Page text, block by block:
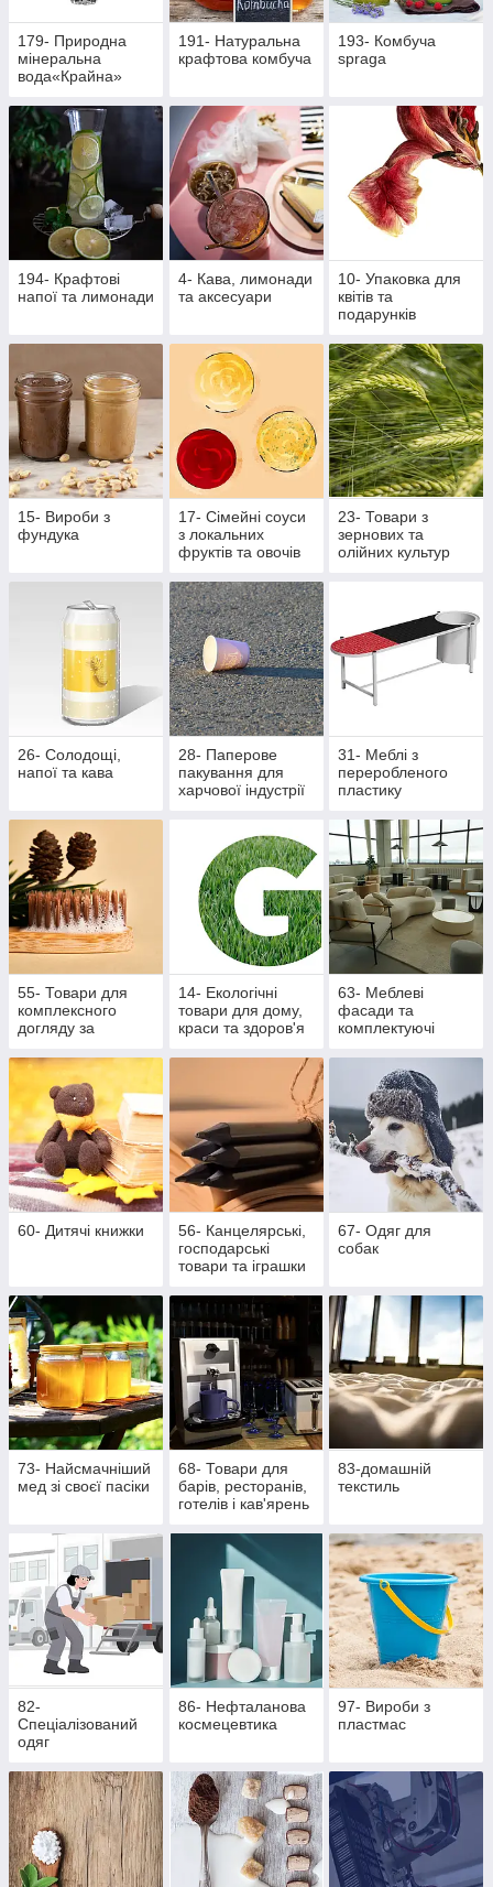
179- Природна
мінеральна
вода«Крайна»
191- Натуральна
крафтова комбуча
193- Комбуча
spraga
194- Крафтові
напої та лимонади
4- Кава, лимонади
та аксесуари
10- Упаковка для
квітів та
подарунків
15- Вироби з
фундука
17- Сімейні соуси
з локальних
фруктів та овочів
23- Товари з
зернових та
олійних культур
26- Солодощі,
напої та кава
28- Паперове
пакування для
харчової індустрії
31- Меблі з
переробленого
пластику
55- Товари для
комплексного
догляду за
порожниною
14- Екологічні
товари для дому,
краси та здоров'я
63- Меблеві
фасади та
комплектуючі
60- Дитячі книжки
56- Канцелярські,
господарські
товари та іграшки
67- Одяг для
собак
73- Найсмачніший
мед зі своєї пасіки
68- Товари для
барів, ресторанів,
готелів і кав'ярень
83-домашній
текстиль
82-
Спеціалізований
одяг
86- Нефталанова
космецевтика
97- Вироби з
пластмас